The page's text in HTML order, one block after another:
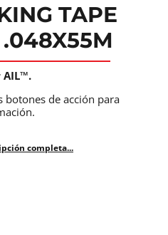
TAPE
.048X55M
botones de acción para
completa...